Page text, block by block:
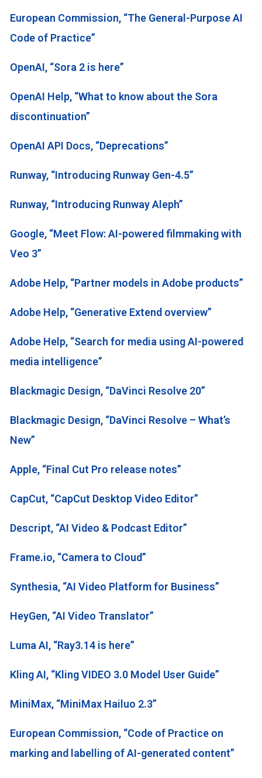
European Commission, “The General-Purpose AI
Code of Practice”
OpenAI, “Sora 2 is here”
OpenAI Help, “What to know about the Sora
discontinuation”
OpenAI API Docs, “Deprecations”
Runway, “Introducing Runway Gen-4.5”
Runway, “Introducing Runway Aleph”
Google, “Meet Flow: AI-powered filmmaking with
Veo 3”
Adobe Help, “Partner models in Adobe products”
Adobe Help, “Generative Extend overview”
Adobe Help, “Search for media using AI-powered
media intelligence”
Blackmagic Design, “DaVinci Resolve 20”
Blackmagic Design, “DaVinci Resolve – What’s
New”
Apple, “Final Cut Pro release notes”
CapCut, “CapCut Desktop Video Editor”
Descript, “AI Video & Podcast Editor”
Frame.io, “Camera to Cloud”
Synthesia, “AI Video Platform for Business”
HeyGen, “AI Video Translator”
Luma AI, “Ray3.14 is here”
Kling AI, “Kling VIDEO 3.0 Model User Guide”
MiniMax, “MiniMax Hailuo 2.3”
European Commission, “Code of Practice on
marking and labelling of AI-generated content”